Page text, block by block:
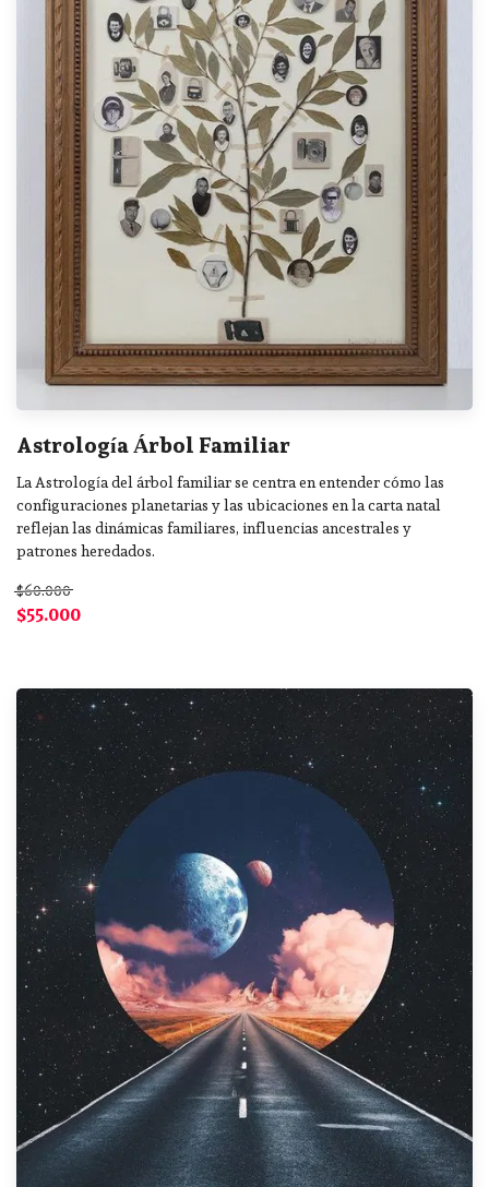
Astrología Árbol Familiar
La Astrología del árbol familiar se centra en entender cómo las
configuraciones planetarias y las ubicaciones en la carta natal
reflejan las dinámicas familiares, influencias ancestrales y
patrones heredados.
$60.000
$55.000